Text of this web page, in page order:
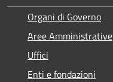
Organi di Governo
Aree Amministrative
Uffici
Enti e fondazioni